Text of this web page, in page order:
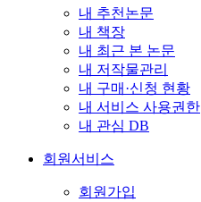
내 추천논문
내 책장
내 최근 본 논문
내 저작물관리
내 구매·신청 현황
내 서비스 사용권한
내 관심 DB
회원서비스
회원가입